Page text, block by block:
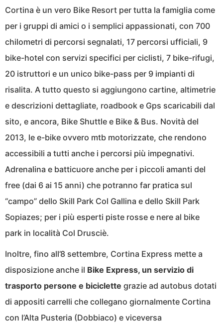
Cortina è un vero Bike Resort per tutta la famiglia come
per i gruppi di amici o i semplici appassionati, con 700
chilometri di percorsi segnalati, 17 percorsi ufficiali, 9
bike-hotel con servizi specifici per ciclisti, 7 bike-rifugi,
20 istruttori e un unico bike-pass per 9 impianti di
risalita. A tutto questo si aggiungono cartine, altimetrie
e descrizioni dettagliate, roadbook e Gps scaricabili dal
sito, e ancora, Bike Shuttle e Bike & Bus. Novità del
2013, le e-bike ovvero mtb motorizzate, che rendono
accessibili a tutti anche i percorsi più impegnativi.
Adrenalina e batticuore anche per i piccoli amanti del
free (dai 6 ai 15 anni) che potranno far pratica sul
“campo” dello Skill Park Col Gallina e dello Skill Park
Sopiazes; per i più esperti piste rosse e nere al bike
park in località Col Drusciè.
Inoltre, fino all’8 settembre, Cortina Express mette a
disposizione anche il Bike Express, un servizio di
trasporto persone e biciclette grazie ad autobus dotati
di appositi carrelli che collegano giornalmente Cortina
con l’Alta Pusteria (Dobbiaco) e viceversa